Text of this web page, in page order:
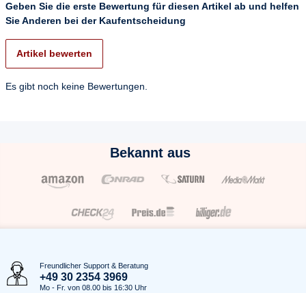
Geben Sie die erste Bewertung für diesen Artikel ab und helfen
Sie Anderen bei der Kaufentscheidung
Artikel bewerten
Es gibt noch keine Bewertungen.
Bekannt aus
Freundlicher Support & Beratung
+49 30 2354 3969
Mo - Fr. von 08.00 bis 16:30 Uhr